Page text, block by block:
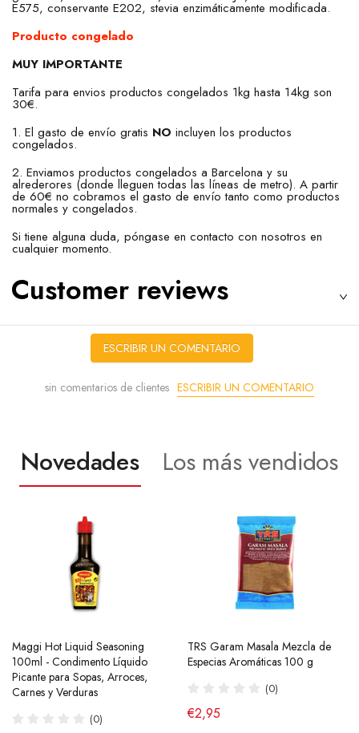
E575, conservante E202, stevia enzimáticamente modificada.
Producto congelado
MUY IMPORTANTE
Tarifa para envios productos congelados 1kg hasta 14kg son
30€.
1. El gasto de envío gratis NO incluyen los productos
congelados.
2. Enviamos productos congelados a Barcelona y su
alrederores (donde lleguen todas las líneas de metro). A partir
de 60€ no cobramos el gasto de envío tanto como productos
normales y congelados.
Si tiene alguna duda, póngase en contacto con nosotros en
cualquier momento.
Customer reviews
ESCRIBIR UN COMENTARIO
sin comentarios de clientes ESCRIBIR UN COMENTARIO
Novedades Los más vendidos
Maggi Hot Liquid Seasoning
100ml - Condimento Líquido
Picante para Sopas, Arroces,
Carnes y Verduras
(0)
TRS Garam Masala Mezcla de
Especias Aromáticas 100 g
(0)
€2,95
Ramen Buldak Carbonara
Coreano (Halal) 130g SamYang
(40)
Salsa de Chili Crujiente 210g
Laoganma
(43)
€4,95